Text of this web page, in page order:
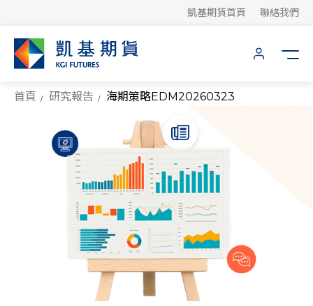
凱基期貨首頁 聯絡我們
首頁 研究報告 海期策略EDM20260323